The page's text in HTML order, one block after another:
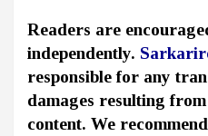
Readers are
independently.
responsible for any
damages resulting
content. We